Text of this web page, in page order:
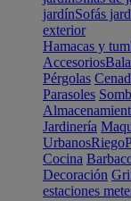
jardínSofás
exterior
Hamacas y
Accesorios
Pérgolas
Parasoles
Jardinería
UrbanosRiego
Cocina
Decoración
estaciones